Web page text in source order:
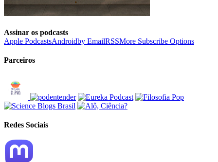
Assinar os podcasts
Apple PodcastsAndroidby EmailRSSMore Subscribe Options
Parceiros
Redes Sociais